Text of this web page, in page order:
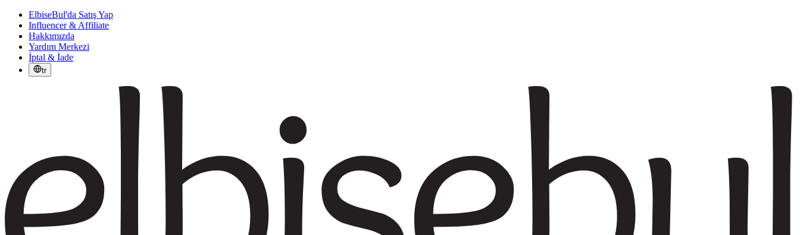
ElbiseBul'da Satış Yap
Influencer & Affiliate
Hakkımızda
Yardım Merkezi
İptal & İade
tr